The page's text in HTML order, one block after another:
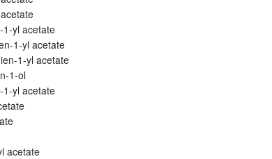
yl acetate
1-yl acetate
1-yl acetate
1-ol
1-yl acetate
acetate